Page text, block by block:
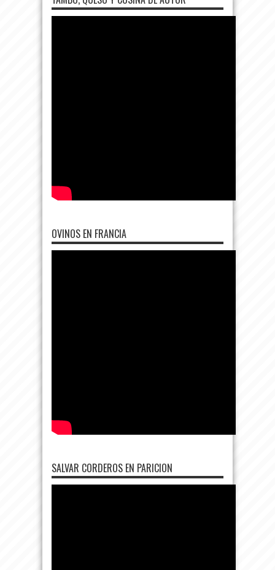
OVINOS EN FRANCIA
SALVAR CORDEROS EN PARICION